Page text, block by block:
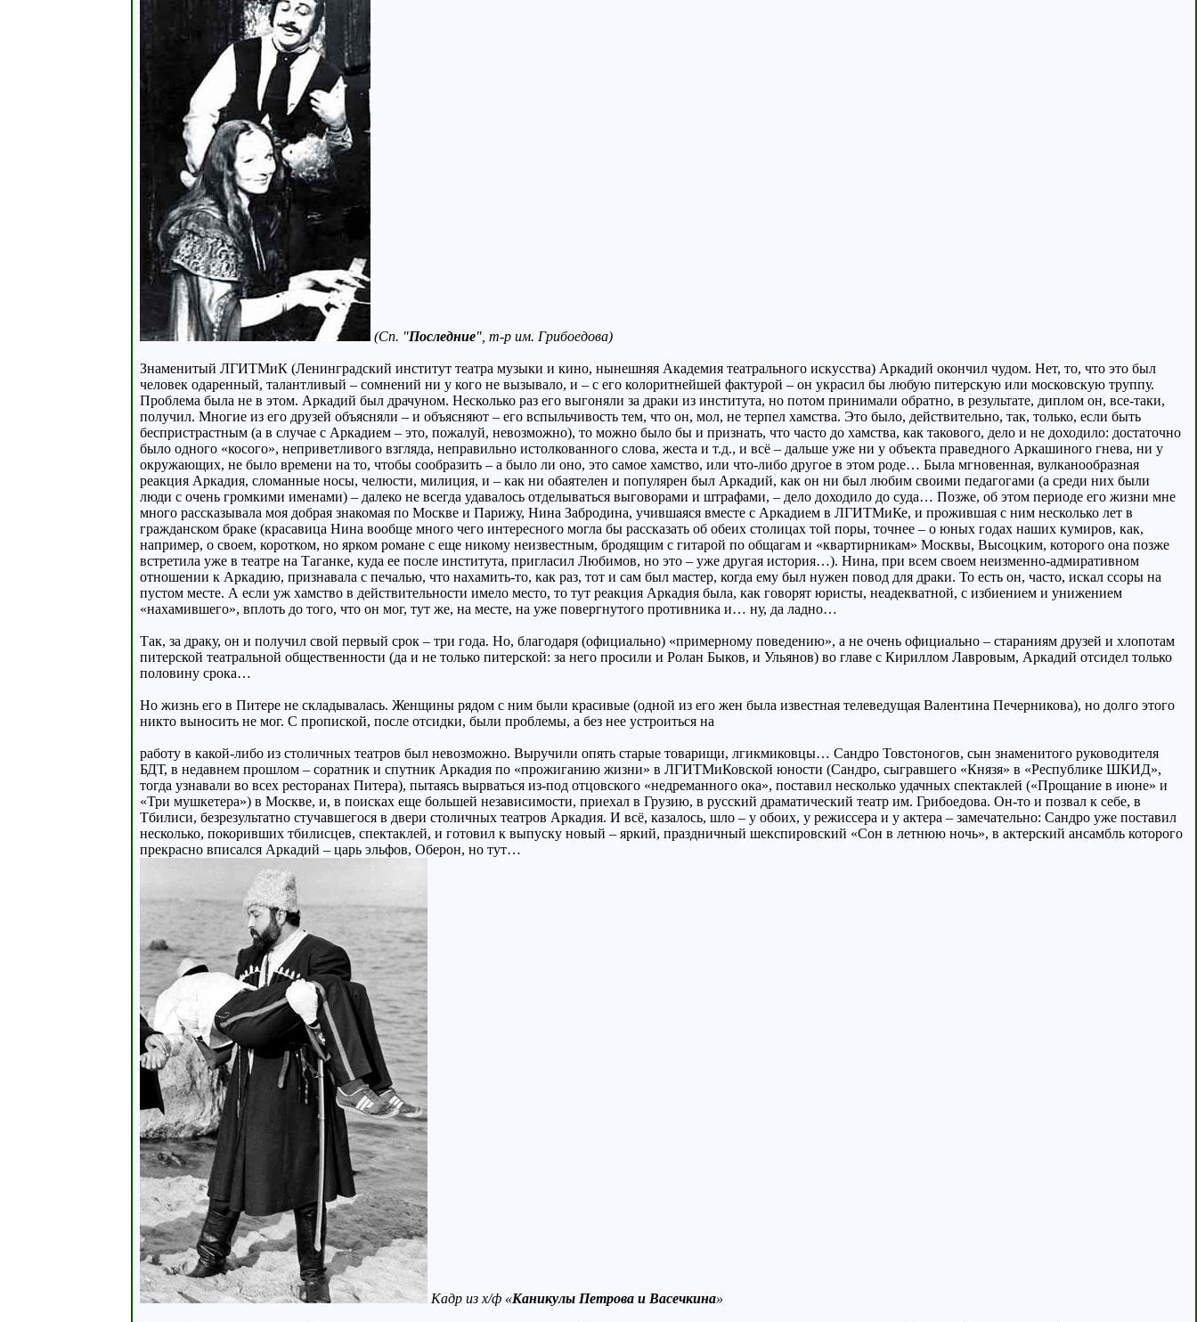
(Сп. "Последние", т-р им. Грибоедова)
Знаменитый ЛГИТМиК (Ленинградский институт театра музыки и кино, нынешняя Академия театрального искусства) Аркадий окончил чудом. Нет, то, что это был
человек одаренный, талантливый – сомнений ни у кого не вызывало, и – с его колоритнейшей фактурой – он украсил бы любую питерскую или московскую труппу.
Проблема была не в этом. Аркадий был драчуном. Несколько раз его выгоняли за драки из института, но потом принимали обратно, в результате, диплом он, все-таки,
получил. Многие из его друзей объясняли – и объясняют – его вспыльчивость тем, что он, мол, не терпел хамства. Это было, действительно, так, только, если быть
беспристрастным (а в случае с Аркадием – это, пожалуй, невозможно), то можно было бы и признать, что часто до хамства, как такового, дело и не доходило: достаточно
было одного «косого», неприветливого взгляда, неправильно истолкованного слова, жеста и т.д., и всё – дальше уже ни у объекта праведного Аркашиного гнева, ни у
окружающих, не было времени на то, чтобы сообразить – а было ли оно, это самое хамство, или что-либо другое в этом роде… Была мгновенная, вулканообразная
реакция Аркадия, сломанные носы, челюсти, милиция, и – как ни обаятелен и популярен был Аркадий, как он ни был любим своими педагогами (а среди них были
люди с очень громкими именами) – далеко не всегда удавалось отделываться выговорами и штрафами, – дело доходило до суда… Позже, об этом периоде его жизни мне
много рассказывала моя добрая знакомая по Москве и Парижу, Нина Забродина, учившаяся вместе с Аркадием в ЛГИТМиКе, и прожившая с ним несколько лет в
гражданском браке (красавица Нина вообще много чего интересного могла бы рассказать об обеих столицах той поры, точнее – о юных годах наших кумиров, как,
например, о своем, коротком, но ярком романе с еще никому неизвестным, бродящим с гитарой по общагам и «квартирникам» Москвы, Высоцким, которого она позже
встретила уже в театре на Таганке, куда ее после института, пригласил Любимов, но это – уже другая история…). Нина, при всем своем неизменно-адмиративном
отношении к Аркадию, признавала с печалью, что нахамить-то, как раз, тот и сам был мастер, когда ему был нужен повод для драки. То есть он, часто, искал ссоры на
пустом месте. А если уж хамство в действительности имело место, то тут реакция Аркадия была, как говорят юристы, неадекватной, с избиением и унижением
«нахамившего», вплоть до того, что он мог, тут же, на месте, на уже повергнутого противника и… ну, да ладно…
Так, за драку, он и получил свой первый срок – три года. Но, благодаря (официально) «примерному поведению», а не очень официально – стараниям друзей и хлопотам
питерской театральной общественности (да и не только питерской: за него просили и Ролан Быков, и Ульянов) во главе с Кириллом Лавровым, Аркадий отсидел только
половину срока…
Но жизнь его в Питере не складывалась. Женщины рядом с ним были красивые (одной из его жен была известная телеведущая Валентина Печерникова), но долго этого
никто выносить не мог. С пропиской, после отсидки, были проблемы, а без нее устроиться на
работу в какой-либо из столичных театров был невозможно. Выручили опять старые товарищи, лгикмиковцы… Сандро Товстоногов, сын знаменитого руководителя
БДТ, в недавнем прошлом – соратник и спутник Аркадия по «прожиганию жизни» в ЛГИТМиКовской юности (Сандро, сыгравшего «Князя» в «Республике ШКИД»,
тогда узнавали во всех ресторанах Питера), пытаясь вырваться из-под отцовского «недреманного ока», поставил несколько удачных спектаклей («Прощание в июне» и
«Три мушкетера») в Москве, и, в поисках еще большей независимости, приехал в Грузию, в русский драматический театр им. Грибоедова. Он-то и позвал к себе, в
Тбилиси, безрезультатно стучавшегося в двери столичных театров Аркадия. И всё, казалось, шло – у обоих, у режиссера и у актера – замечательно: Сандро уже поставил
несколько, покоривших тбилисцев, спектаклей, и готовил к выпуску новый – яркий, праздничный шекспировский «Сон в летнюю ночь», в актерский ансамбль которого
прекрасно вписался Аркадий – царь эльфов, Оберон, но тут…
Кадр из х/ф «Каникулы Петрова и Васечкина»